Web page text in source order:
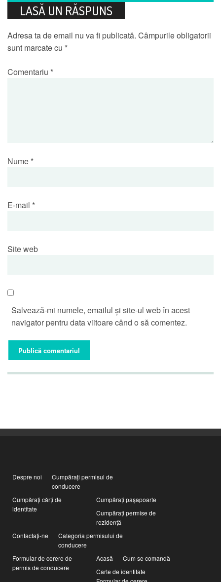
LASĂ UN RĂSPUNS
Adresa ta de email nu va fi publicată. Câmpurile obligatorii
sunt marcate cu *
Comentariu *
Nume *
E-mail *
Site web
Salvează-mi numele, emailul și site-ul web în acest
navigator pentru data viitoare când o să comentez.
Despre noi
Cumpărați permisul de
conducere
Cumpărați cărți de
identitate
Cumpărați pașapoarte
Cumpărați permise de
rezidență
Contactaţi-ne
Categoria permisului de
conducere
Formular de cerere de
permis de conducere
Acasă
Cum se comandă
Carte de identitate